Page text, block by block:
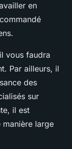
en
vous faudra
Par ailleurs, il
des
sur
il est
manière large